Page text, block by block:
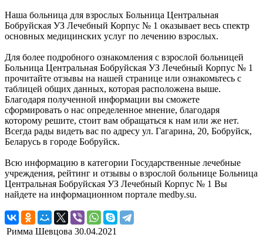
Наша больница для взрослых Больница Центральная
Бобруйская УЗ Лечебный Корпус № 1 оказывает весь спектр
основных медицинских услуг по лечению взрослых.
Для более подробного ознакомления с взрослой больницей
Больница Центральная Бобруйская УЗ Лечебный Корпус № 1
прочитайте отзывы на нашей странице или ознакомьтесь с
таблицей общих данных, которая расположена выше.
Благодаря полученной информации вы сможете
сформировать о нас определенное мнение, благодаря
которому решите, стоит вам обращаться к нам или же нет.
Всегда рады видеть вас по адресу ул. Гагарина, 20, Бобруйск,
Беларусь в городе Бобруйск.
Всю информацию в категории Государственные лечебные
учреждения, рейтинг и отзывы о взрослой больнице Больница
Центральная Бобруйская УЗ Лечебный Корпус № 1 Вы
найдете на информационном портале medby.su.
Римма Шевцова 30.04.2021